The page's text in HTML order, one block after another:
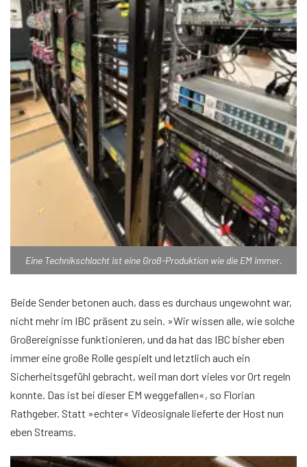
Eine Technikschlacht ist eine Groß-Produktion wie die EM immer.
Beide Sender betonen auch, dass es durchaus ungewohnt war,
nicht mehr im IBC präsent zu sein. »Wir wissen alle, wie solche
Großereignisse funktionieren, und da hat das IBC bisher eben
immer eine große Rolle gespielt und letztlich auch ein
Sicherheitsgefühl gebracht, weil man dort vieles vor Ort regeln
konnte. Das ist bei dieser EM weggefallen«, so Florian
Rathgeber. Statt »echter« Videosignale lieferte der Host nun
eben Streams.